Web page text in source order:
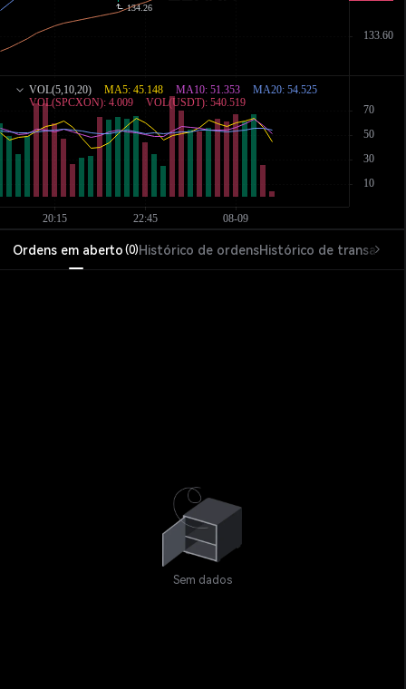
Ordens em aberto (0)Histórico de ordensHistórico de transações
Sem dados